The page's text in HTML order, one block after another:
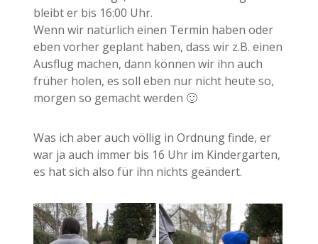
bleibt er bis 16:00 Uhr.
Wenn wir natürlich einen Termin haben oder
eben vorher geplant haben, dass wir z.B. einen
Ausflug machen, dann können wir ihn auch
früher holen, es soll eben nur nicht heute so,
morgen so gemacht werden 🙂
Was ich aber auch völlig in Ordnung finde, er
war ja auch immer bis 16 Uhr im Kindergarten,
es hat sich also für ihn nichts geändert.